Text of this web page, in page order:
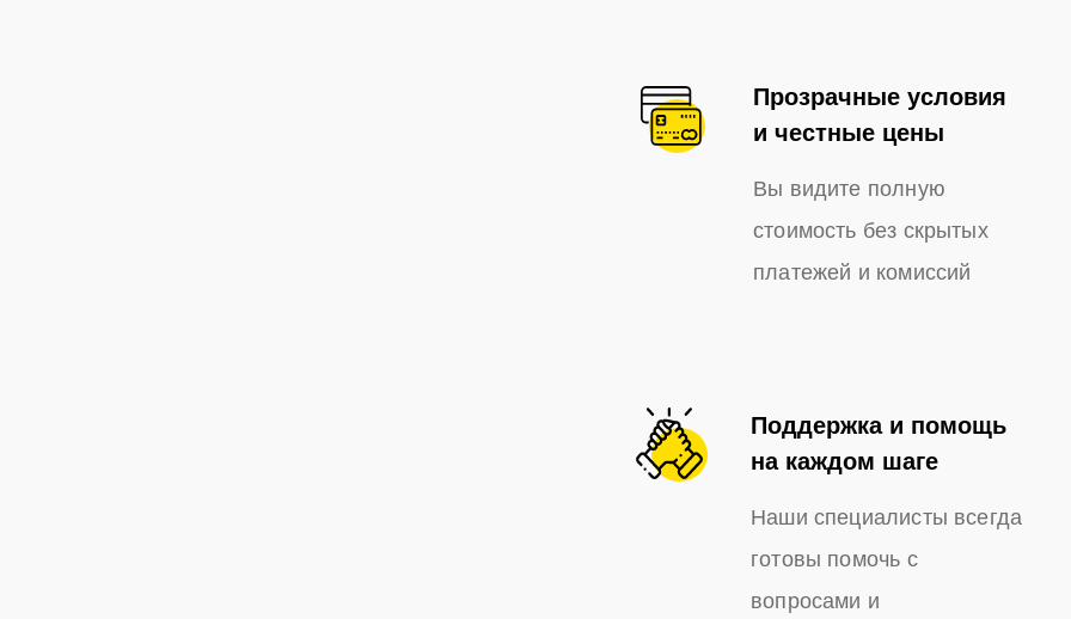
Прозрачные условия
и честные цены
Вы видите полную
стоимость без скрытых
платежей и комиссий
Поддержка и помощь
на каждом шаге
Наши специалисты всегда
готовы помочь с
вопросами и